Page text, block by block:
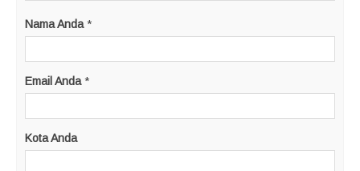
Nama Anda *
Email Anda *
Kota Anda